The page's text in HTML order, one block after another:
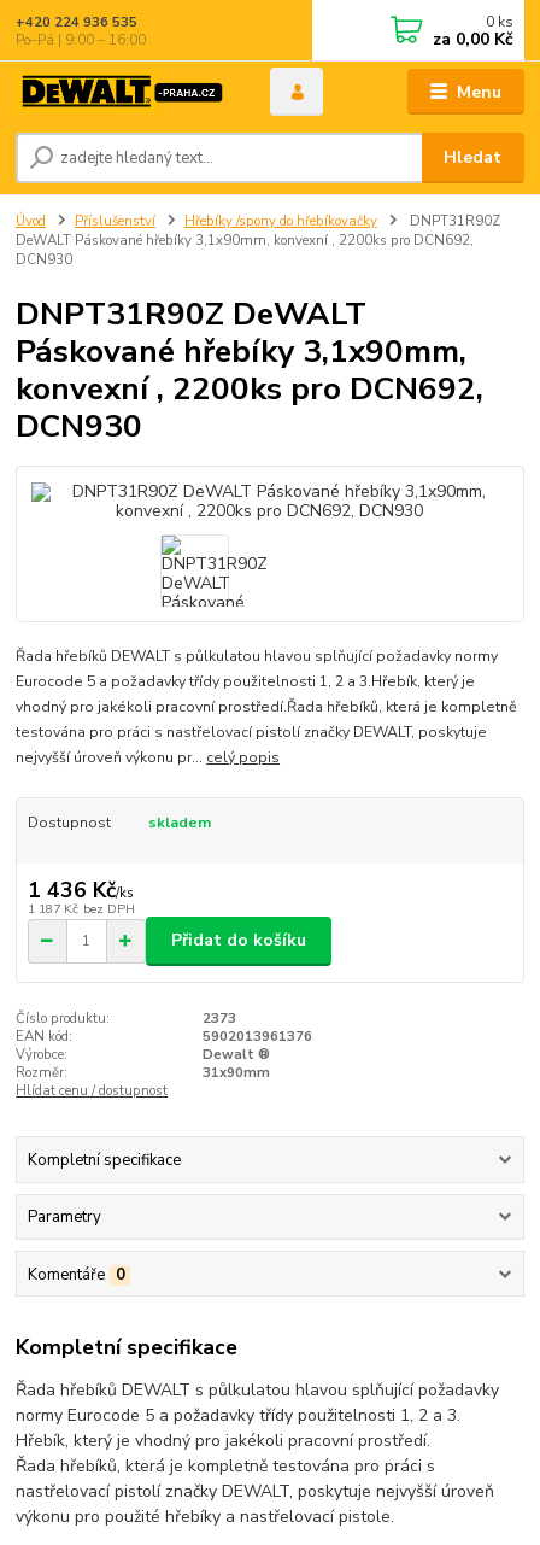
Menu
Hledat
+420 224 936 535
Po–Pá | 9:00 – 16:00
0 ks
za 0,00 Kč
Úvod Příslušenství Hřebíky /spony do hřebíkovačky
DNPT31R90Z
DeWALT Páskované hřebíky 3,1x90mm, konvexní , 2200ks pro DCN692,
DCN930
DNPT31R90Z DeWALT
Páskované hřebíky 3,1x90mm,
konvexní , 2200ks pro DCN692,
DCN930
Řada hřebíků DEWALT s půlkulatou hlavou splňující požadavky normy
Eurocode 5 a požadavky třídy použitelnosti 1, 2 a 3.Hřebík, který je
vhodný pro jakékoli pracovní prostředí.Řada hřebíků, která je kompletně
testována pro práci s nastřelovací pistolí značky DEWALT, poskytuje
nejvyšší úroveň výkonu pr... celý popis
Dostupnost skladem
1 436 Kč/ks
1 187 Kč bez DPH
Přidat do košíku
Číslo produktu:
2373
EAN kód:
5902013961376
Výrobce:
Dewalt ®
Rozměr:
31x90mm
Hlídat cenu / dostupnost
Kompletní specifikace
Parametry
Komentáře 0
Kompletní specifikace
Řada hřebíků DEWALT s půlkulatou hlavou splňující požadavky
normy Eurocode 5 a požadavky třídy použitelnosti 1, 2 a 3.
Hřebík, který je vhodný pro jakékoli pracovní prostředí.
Řada hřebíků, která je kompletně testována pro práci s
nastřelovací pistolí značky DEWALT, poskytuje nejvyšší úroveň
výkonu pro použité hřebíky a nastřelovací pistole.